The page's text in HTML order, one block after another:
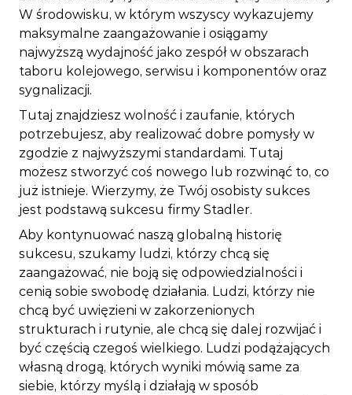
W środowisku, w którym wszyscy wykazujemy
maksymalne zaangażowanie i osiągamy
najwyższą wydajność jako zespół w obszarach
taboru kolejowego, serwisu i komponentów oraz
sygnalizacji.
Tutaj znajdziesz wolność i zaufanie, których
potrzebujesz, aby realizować dobre pomysły w
zgodzie z najwyższymi standardami. Tutaj
możesz stworzyć coś nowego lub rozwinąć to, co
już istnieje. Wierzymy, że Twój osobisty sukces
jest podstawą sukcesu firmy Stadler.
Aby kontynuować naszą globalną historię
sukcesu, szukamy ludzi, którzy chcą się
zaangażować, nie boją się odpowiedzialności i
cenią sobie swobodę działania. Ludzi, którzy nie
chcą być uwięzieni w zakorzenionych
strukturach i rutynie, ale chcą się dalej rozwijać i
być częścią czegoś wielkiego. Ludzi podążających
własną drogą, których wyniki mówią same za
siebie, którzy myślą i działają w sposób